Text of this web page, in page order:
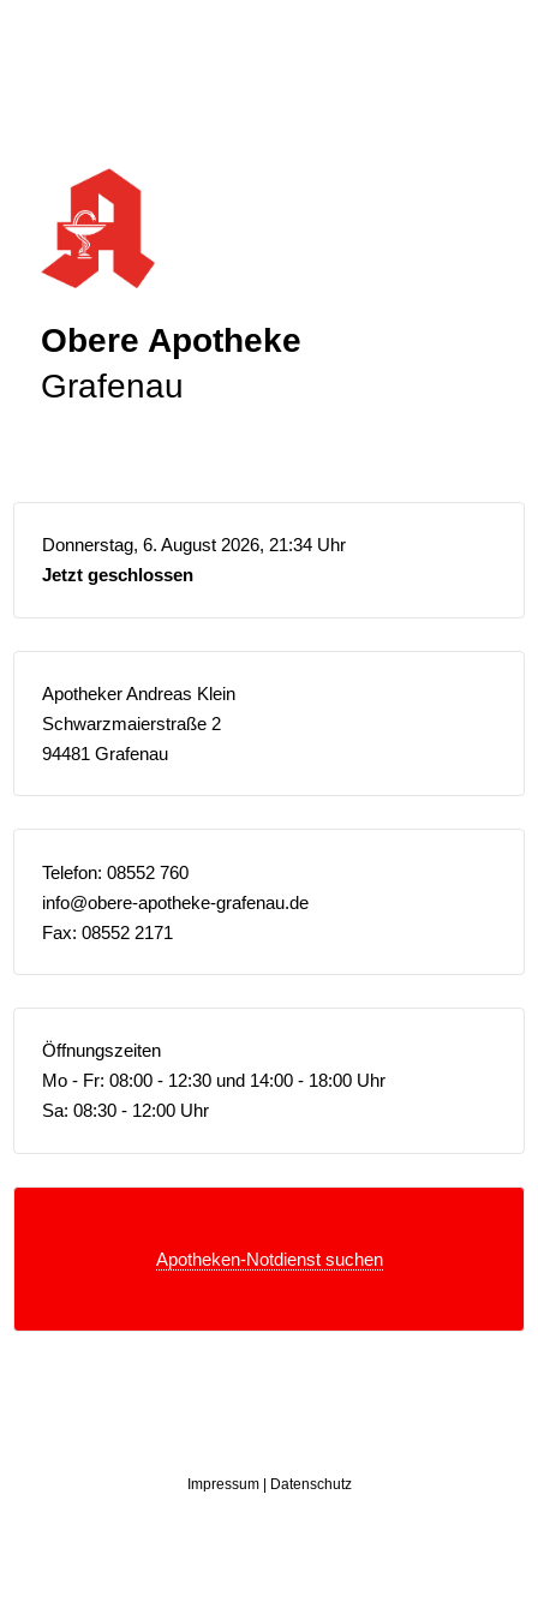
Obere Apotheke
Grafenau
Apotheker Andreas Klein
Schwarzmaierstraße 2
94481 Grafenau
Donnerstag, 6. August 2026, 21:34 Uhr
Jetzt geschlossen
Telefon: 08552 760
info@obere-apotheke-grafenau.de
Fax: 08552 2171
Öffnungszeiten
Mo - Fr: 08:00 - 12:30und 14:00 - 18:00Uhr
Sa: 08:30 - 12:00Uhr
Apotheken-Notdienst suchen
Impressum| Datenschutz